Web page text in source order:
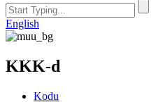
English
KKK-d
Kodu